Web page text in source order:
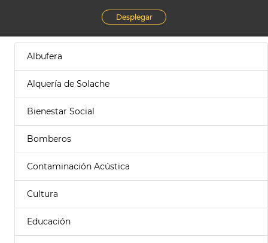
Desplegar
Albufera
Alquería de Solache
Bienestar Social
Bomberos
Contaminación Acústica
Cultura
Educación